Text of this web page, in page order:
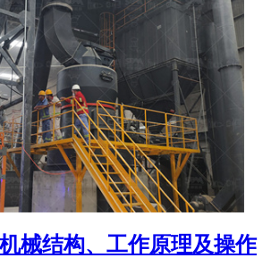
械结构、工作原理及操作